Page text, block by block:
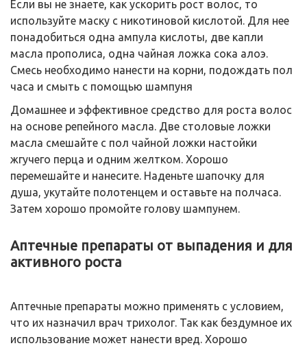
Если вы не знаете, как ускорить рост волос, то
используйте маску с никотиновой кислотой. Для нее
понадобиться одна ампула кислоты, две капли
масла прополиса, одна чайная ложка сока алоэ.
Смесь необходимо нанести на корни, подождать пол
часа и смыть с помощью шампуня
Домашнее и эффективное средство для роста волос
на основе репейного масла. Две столовые ложки
масла смешайте с пол чайной ложки настойки
жгучего перца и одним желтком. Хорошо
перемешайте и нанесите. Наденьте шапочку для
душа, укутайте полотенцем и оставьте на полчаса.
Затем хорошо промойте голову шампунем.
Аптечные препараты от выпадения и для
активного роста
Аптечные препараты можно применять с условием,
что их назначил врач трихолог. Так как бездумное их
использование может нанести вред. Хорошо